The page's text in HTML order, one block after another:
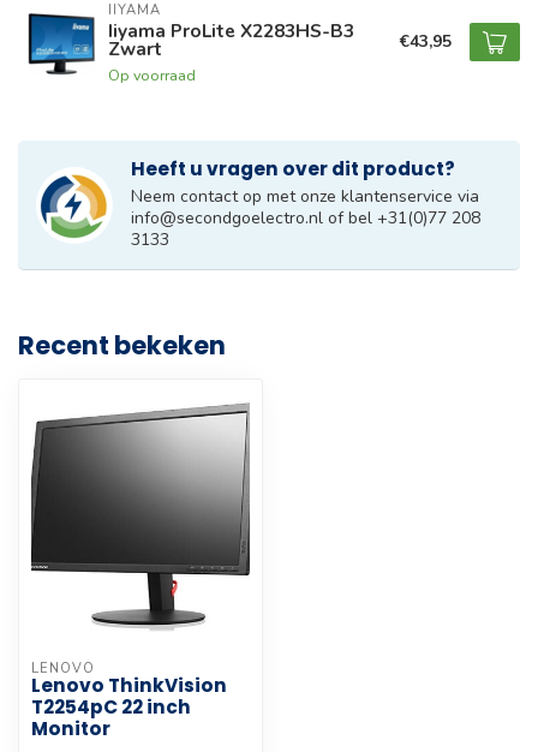
IIYAMA
Iiyama ProLite X2283HS-B3
Zwart
Op voorraad
€43,95
Heeft u vragen over dit product?
Neem contact op met onze klantenservice via
info@secondgoelectro.nl of bel +31(0)77 208
3133
Recent bekeken
LENOVO
Lenovo ThinkVision
T2254pC 22 inch
Monitor